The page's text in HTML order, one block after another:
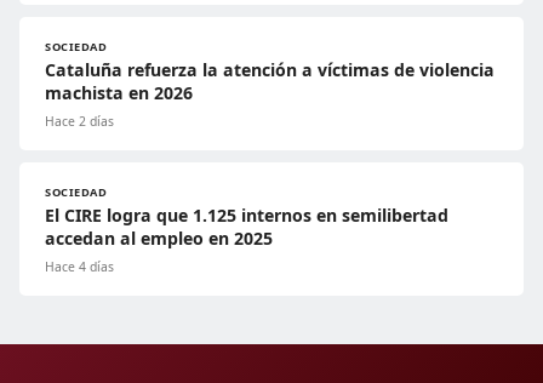
SOCIEDAD
Cataluña refuerza la atención a víctimas de violencia
machista en 2026
Hace 2 días
SOCIEDAD
El CIRE logra que 1.125 internos en semilibertad
accedan al empleo en 2025
Hace 4 días